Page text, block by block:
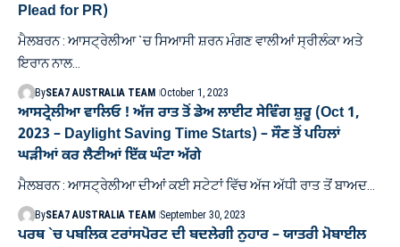
Plead for PR)
ਮੈਲਬਰਨ : ਆਸਟ੍ਰੇਲੀਆ `ਚ ਸਿਆਸੀ ਸ਼ਰਨ ਮੰਗਣ ਵਾਲੀਆਂ ਸ੍ਰੀਲੰਕਾ ਅਤੇ
ਇਰਾਨ ਨਾਲ…
BySEA7 AUSTRALIA TEAM October 1, 2023
ਆਸਟ੍ਰੇਲੀਆ ਵਾਲਿਓ ! ਅੱਜ ਰਾਤ ਤੋਂ ਡੇਅ ਲਾਈਟ ਸੇਵਿੰਗ ਸ਼ੁਰੂ (Oct 1,
2023 – Daylight Saving Time Starts) – ਸੌਣ ਤੋਂ ਪਹਿਲਾਂ
ਘੜੀਆਂ ਕਰ ਲੈਣੀਆਂ ਇੱਕ ਘੰਟਾ ਅੱਗੇ
ਮੈਲਬਰਨ : ਆਸਟ੍ਰੇਲੀਆ ਦੀਆਂ ਕਈ ਸਟੇਟਾਂ ਵਿੱਚ ਅੱਜ ਅੱਧੀ ਰਾਤ ਤੋਂ ਬਾਅਦ…
BySEA7 AUSTRALIA TEAM September 30, 2023
ਪਰਥ `ਚ ਪਬਲਿਕ ਟਰਾਂਸਪੋਰਟ ਦੀ ਬਦਲੇਗੀ ਨੁਹਾਰ – ਯਾਤਰੀ ਮੋਬਾਈਲ